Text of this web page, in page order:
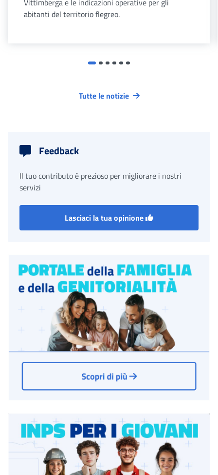
Vittimberga e le indicazioni operative per gli
abitanti del territorio flegreo.
Tutte le notizie
Feedback
Il tuo contributo è prezioso per migliorare i nostri
servizi
Lasciaci la tua opinione